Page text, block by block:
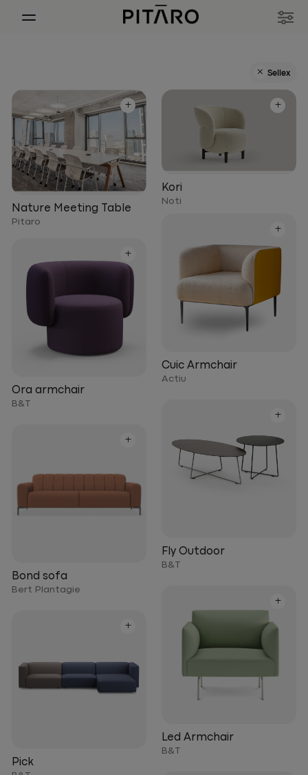
Sellex
+
+
Kori
Noti
+
Nature Meeting Table
Pitaro +
Cuic Armchair
Actiu
+
Ora armchair
B&T
+
Fly Outdoor
B&T
+
Bond sofa
Bert Plantagie
+
Led Armchair
B&T
+
Pick